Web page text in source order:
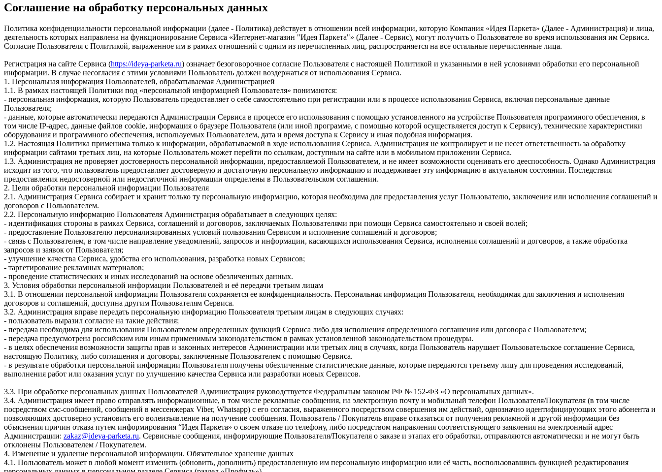
Соглашение на обработку персональных данных
Политика конфиденциальности персональной информации (далее - Политика) действует в отношении всей информации, которую Компания «Идея Паркета» (Далее - Администрация) и лица,
деятельность которых направлена на функционирование Сервиса «Интернет-магазин "Идея Паркета"» (Далее - Сервис), могут получить о Пользователе во время использования им Сервиса.
Согласие Пользователя с Политикой, выраженное им в рамках отношений с одним из перечисленных лиц, распространяется на все остальные перечисленные лица.
Регистрация на сайте Сервиса (https://ideya-parketa.ru) означает безоговорочное согласие Пользователя с настоящей Политикой и указанными в ней условиями обработки его персональной
информации. В случае несогласия с этими условиями Пользователь должен воздержаться от использования Сервиса.
1. Персональная информация Пользователей, обрабатываемая Администрацией
1.1. В рамках настоящей Политики под «персональной информацией Пользователя» понимаются:
- персональная информация, которую Пользователь предоставляет о себе самостоятельно при регистрации или в процессе использования Сервиса, включая персональные данные
Пользователя;
- данные, которые автоматически передаются Администрации Сервиса в процессе его использования с помощью установленного на устройстве Пользователя программного обеспечения, в
том числе IP-адрес, данные файлов cookie, информация о браузере Пользователя (или иной программе, с помощью которой осуществляется доступ к Сервису), технические характеристики
оборудования и программного обеспечения, используемых Пользователем, дата и время доступа к Сервису и иная подобная информация.
1.2. Настоящая Политика применима только к информации, обрабатываемой в ходе использования Сервиса. Администрация не контролирует и не несет ответственность за обработку
информации сайтами третьих лиц, на которые Пользователь может перейти по ссылкам, доступным на сайте или в мобильном приложении Сервиса.
1.3. Администрация не проверяет достоверность персональной информации, предоставляемой Пользователем, и не имеет возможности оценивать его дееспособность. Однако Администрация
исходит из того, что пользователь предоставляет достоверную и достаточную персональную информацию и поддерживает эту информацию в актуальном состоянии. Последствия
предоставления недостоверной или недостаточной информации определены в Пользовательском соглашении.
2. Цели обработки персональной информации Пользователя
2.1. Администрация Сервиса собирает и хранит только ту персональную информацию, которая необходима для предоставления услуг Пользователю, заключения или исполнения соглашений и
договоров с Пользователем.
2.2. Персональную информацию Пользователя Администрация обрабатывает в следующих целях:
- идентификация стороны в рамках Сервиса, соглашений и договоров, заключаемых Пользователями при помощи Сервиса самостоятельно и своей волей;
- предоставление Пользователю персонализированных условий пользования Сервисом и исполнение соглашений и договоров;
- связь с Пользователем, в том числе направление уведомлений, запросов и информации, касающихся использования Сервиса, исполнения соглашений и договоров, а также обработка
запросов и заявок от Пользователя;
- улучшение качества Сервиса, удобства его использования, разработка новых Сервисов;
- таргетирование рекламных материалов;
- проведение статистических и иных исследований на основе обезличенных данных.
3. Условия обработки персональной информации Пользователей и её передачи третьим лицам
3.1. В отношении персональной информации Пользователя сохраняется ее конфиденциальность. Персональная информация Пользователя, необходимая для заключения и исполнения
договоров и соглашений, доступна другим Пользователям Сервиса.
3.2. Администрация вправе передать персональную информацию Пользователя третьим лицам в следующих случаях:
- пользователь выразил согласие на такие действия;
- передача необходима для использования Пользователем определенных функций Сервиса либо для исполнения определенного соглашения или договора с Пользователем;
- передача предусмотрена российским или иным применимым законодательством в рамках установленной законодательством процедуры.
- в целях обеспечения возможности защиты прав и законных интересов Администрации или третьих лиц в случаях, когда Пользователь нарушает Пользовательское соглашение Сервиса,
настоящую Политику, либо соглашения и договоры, заключенные Пользователем с помощью Сервиса.
- в результате обработки персональной информации Пользователя получены обезличенные статистические данные, которые передаются третьему лицу для проведения исследований,
выполнения работ или оказания услуг по улучшению качества Сервиса или разработки новых Сервисов.
3.3. При обработке персональных данных Пользователей Администрация руководствуется Федеральным законом РФ № 152-ФЗ «О персональных данных».
3.4. Администрация имеет право отправлять информационные, в том числе рекламные сообщения, на электронную почту и мобильный телефон Пользователя/Покупателя (в том числе
посредством смс-сообщений, сообщений в мессенжерах Viber, Whatsapp) с его согласия, выраженного посредством совершения им действий, однозначно идентифицирующих этого абонента и
позволяющих достоверно установить его волеизъявление на получение сообщения. Пользователь / Покупатель вправе отказаться от получения рекламной и другой информации без
объяснения причин отказа путем информирования “Идея Паркета» о своем отказе по телефону, либо посредством направления соответствующего заявления на электронный адрес
Администрации: zakaz@ideya-parketa.ru. Сервисные сообщения, информирующие Пользователя/Покупателя о заказе и этапах его обработки, отправляются автоматически и не могут быть
отклонены Пользователем / Покупателем.
4. Изменение и удаление персональной информации. Обязательное хранение данных
4.1. Пользователь может в любой момент изменить (обновить, дополнить) предоставленную им персональную информацию или её часть, воспользовавшись функцией редактирования